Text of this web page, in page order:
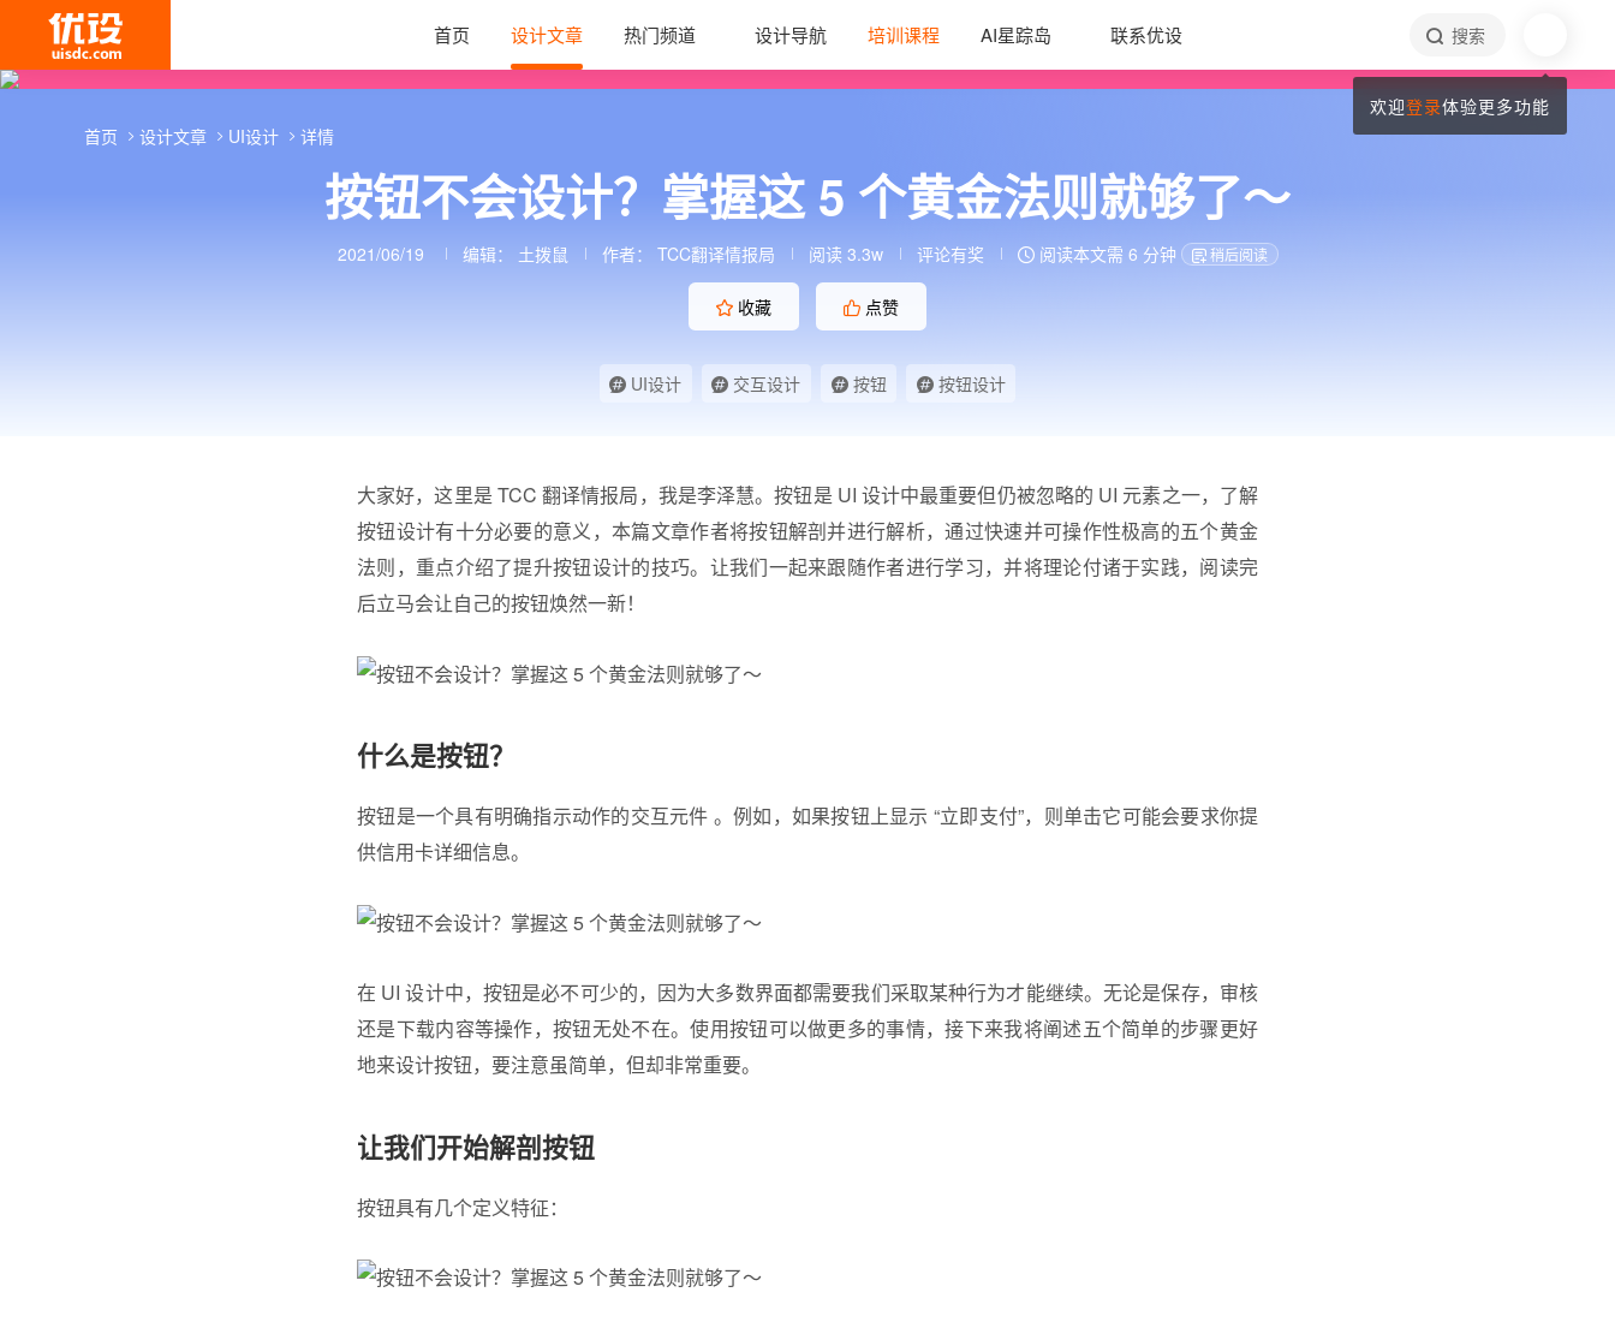
首页 设计文章 热门频道 设计导航 培训课程 AI星踪岛 联系优设 搜索
按钮不会设计？掌握这 5 个黄金法则就够了～
2021/06/19 编辑： 土拨鼠 作者： TCC翻译情报局 阅读 3.3w 评论有奖 阅读本文需 6 分钟 稍后阅读
收藏 点赞
UI设计 交互设计 按钮 按钮设计
首页 设计文章 UI设计 详情
大家好，这里是 TCC 翻译情报局，我是李泽慧。按钮是 UI 设计中最重要但仍被忽略的 UI 元素之一，了解
按钮设计有十分必要的意义，本篇文章作者将按钮解剖并进行解析，通过快速并可操作性极高的五个黄金
法则，重点介绍了提升按钮设计的技巧。让我们一起来跟随作者进行学习，并将理论付诸于实践，阅读完
后立马会让自己的按钮焕然一新！
什么是按钮？
按钮是一个具有明确指示动作的交互元件 。例如，如果按钮上显示 “立即支付”，则单击它可能会要求你提
供信用卡详细信息。
在 UI 设计中，按钮是必不可少的，因为大多数界面都需要我们采取某种行为才能继续。无论是保存，审核
还是下载内容等操作，按钮无处不在。使用按钮可以做更多的事情，接下来我将阐述五个简单的步骤更好
地来设计按钮，要注意虽简单，但却非常重要。
让我们开始解剖按钮
按钮具有几个定义特征：
欢迎登录体验更多功能